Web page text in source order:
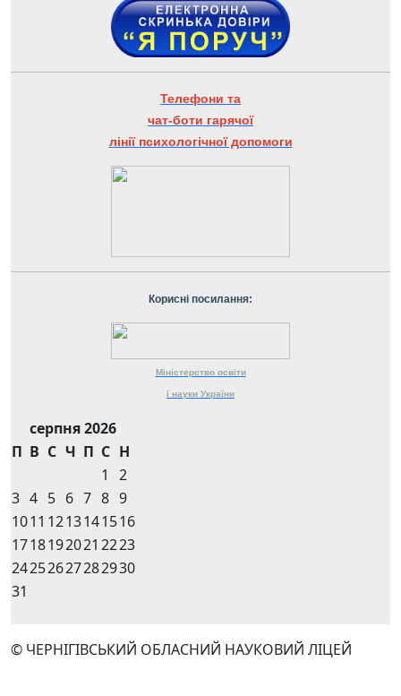
Телефони та
чат-боти гарячої
лінії психологічної допомоги
Корисні посилання:
Міністерство освіти
і науки України
серпня 2026
П В С Ч П С Н
1
2
3 4 5 6 7 8 9
1011 1213141516
1718192021 2223
24252627282930
31
© ЧЕРНІГІВСЬКИЙ ОБЛАСНИЙ НАУКОВИЙ ЛІЦЕЙ